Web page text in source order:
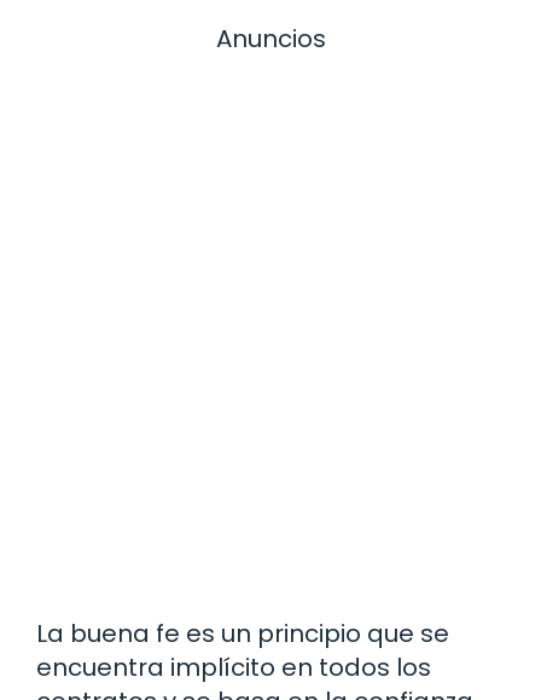
Anuncios
La buena fe es un principio que se
encuentra implícito en todos los